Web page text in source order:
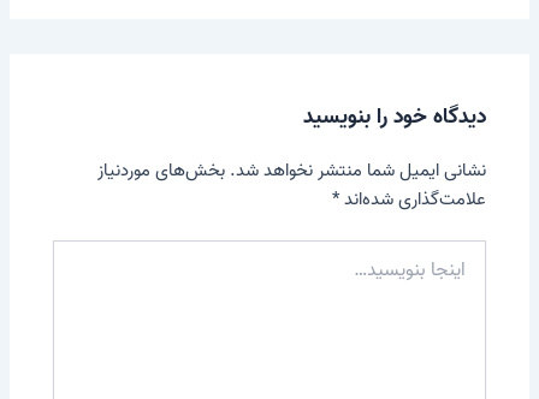
دیدگاه‌ خود را بنویسید
نشانی ایمیل شما منتشر نخواهد شد. بخش‌های موردنیاز
علامت‌گذاری شده‌اند*
اینجا
بنویسید…